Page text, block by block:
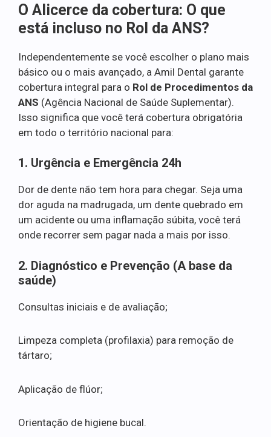
O Alicerce da cobertura: O que
está incluso no Rol da ANS?
Independentemente se você escolher o plano mais
básico ou o mais avançado, a Amil Dental garante
cobertura integral para o Rol de Procedimentos da
ANS (Agência Nacional de Saúde Suplementar).
Isso significa que você terá cobertura obrigatória
em todo o território nacional para:
1. Urgência e Emergência 24h
Dor de dente não tem hora para chegar. Seja uma
dor aguda na madrugada, um dente quebrado em
um acidente ou uma inflamação súbita, você terá
onde recorrer sem pagar nada a mais por isso.
2. Diagnóstico e Prevenção (A base da
saúde)
Consultas iniciais e de avaliação;
Limpeza completa (profilaxia) para remoção de
tártaro;
Aplicação de flúor;
Orientação de higiene bucal.